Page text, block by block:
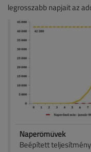
legrosszabb napjait az
Naperőművek
Beépített